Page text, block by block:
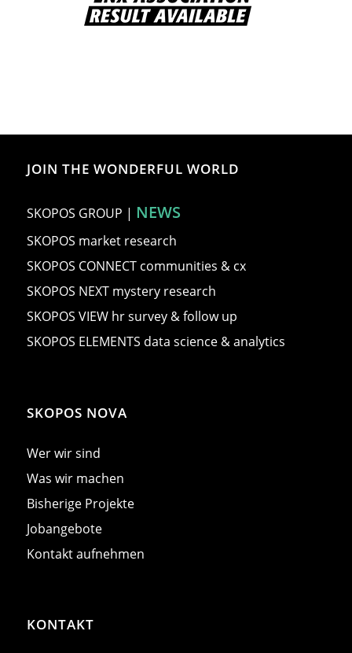
JOIN THE WONDERFUL WORLD
SKOPOS GROUP | NEWS
SKOPOS market research
SKOPOS CONNECT communities & cx
SKOPOS NEXT mystery research
SKOPOS VIEW hr survey & follow up
SKOPOS ELEMENTS data science & analytics
SKOPOS NOVA
Wer wir sind
Was wir machen
Bisherige Projekte
Jobangebote
Kontakt aufnehmen
KONTAKT